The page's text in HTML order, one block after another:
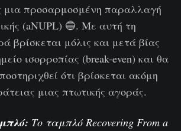
μια προσαρμοσμένη παραλλαγή
(aNUPL) 🔵. Με αυτή τη
βρίσκεται μόλις και μετά βίας
ισορροπίας (break-even) και θα
ότι βρίσκεται ακόμη
μιας πτωτικής αγοράς.
Το ταμπλό Recovering From a